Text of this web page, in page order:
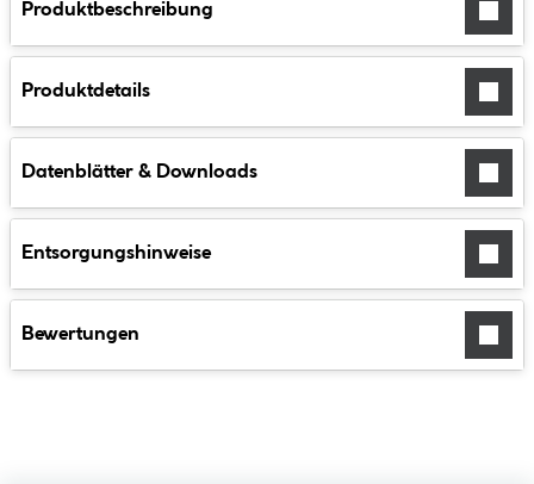
Produktbeschreibung
Produktdetails
Datenblätter & Downloads
Entsorgungshinweise
Bewertungen